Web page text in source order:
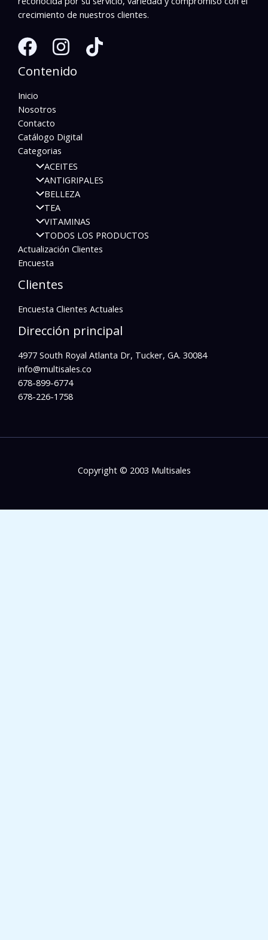
crecimiento de nuestros clientes.
Contenido
Inicio
Nosotros
Contacto
Catálogo Digital
Categorias
ACEITES
ANTIGRIPALES
BELLEZA
TEA
VITAMINAS
TODOS LOS PRODUCTOS
Actualización Clientes
Encuesta
Clientes
Encuesta Clientes Actuales
Dirección principal
4977 South Royal Atlanta Dr, Tucker, GA. 30084
info@multisales.co​
678-899-6774
678-226-1758
Copyright © 2003 Multisales